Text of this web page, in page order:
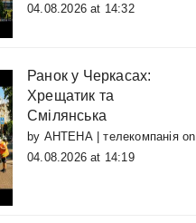
04.08.2026 at 14:32
Ранок у Черкасах:
Хрещатик та
Смілянська
by АНТЕНА | телекомпаніяon
04.08.2026 at 14:19